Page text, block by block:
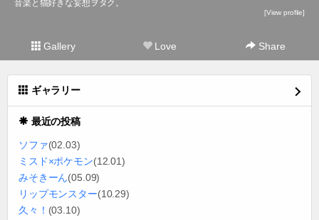
音楽と猫好きな妄想ヲタク。
[View profile]
Gallery Love Share
ギャラリー
最近の投稿
ソファ(02.03)
ミスド×ポケモン(12.01)
みそきーん(05.09)
リップモンスター(10.29)
久々！ (03.10)